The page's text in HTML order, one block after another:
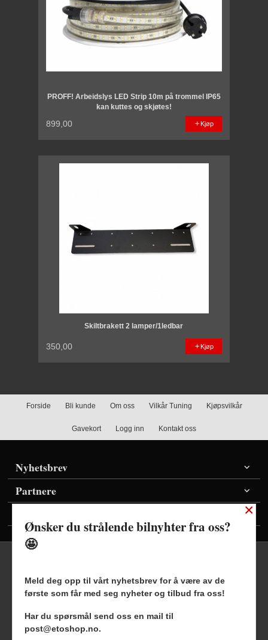
PROFF! Arbeidslys LED Strip 10m på trommel IP65
kan kuttes og skjøtes!
899,00 Kjøp
Skiltbrakett 2 lamper/1ledbar
350,00 Kjøp
Forside Bli kunde Om oss Vilkår Tuning Kjøpsvilkår
Gavekort Logg inn Kontakt oss
Nyhetsbrev
Partnere
Frakt Kjøpsbetingelser Sikkerhet og personvern
Nyhetsbrev Blogg
×
Ønsker du strålende bilnyhter fra oss?
🤩
Meld deg opp til vårt nyhetsbrev for å være av de
første som får med seg nyheter og tilbud fra oss!
Har du spørsmål send oss en mail til
post@etoshop.no.